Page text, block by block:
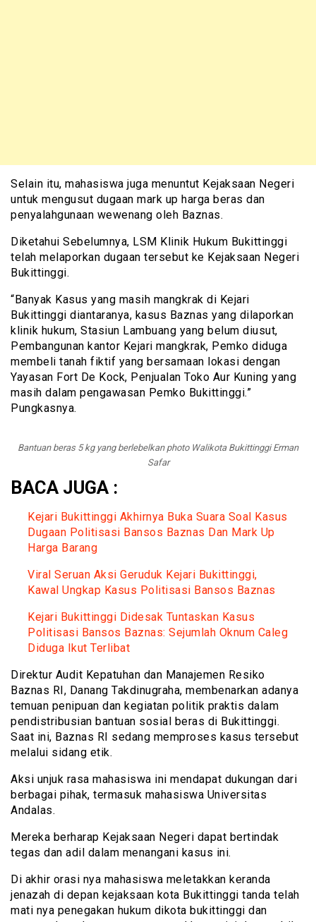
Selain itu, mahasiswa juga menuntut Kejaksaan Negeri
untuk mengusut dugaan mark up harga beras dan
penyalahgunaan wewenang oleh Baznas.
Diketahui Sebelumnya, LSM Klinik Hukum Bukittinggi
telah melaporkan dugaan tersebut ke Kejaksaan Negeri
Bukittinggi.
“Banyak Kasus yang masih mangkrak di Kejari
Bukittinggi diantaranya, kasus Baznas yang dilaporkan
klinik hukum, Stasiun Lambuang yang belum diusut,
Pembangunan kantor Kejari mangkrak, Pemko diduga
membeli tanah fiktif yang bersamaan lokasi dengan
Yayasan Fort De Kock, Penjualan Toko Aur Kuning yang
masih dalam pengawasan Pemko Bukittinggi.”
Pungkasnya.
Bantuan beras 5 kg yang berlebelkan photo Walikota Bukittinggi Erman
Safar
BACA JUGA :
Kejari Bukittinggi Akhirnya Buka Suara Soal Kasus
Dugaan Politisasi Bansos Baznas Dan Mark Up
Harga Barang
Viral Seruan Aksi Geruduk Kejari Bukittinggi,
Kawal Ungkap Kasus Politisasi Bansos Baznas
Kejari Bukittinggi Didesak Tuntaskan Kasus
Politisasi Bansos Baznas: Sejumlah Oknum Caleg
Diduga Ikut Terlibat
Direktur Audit Kepatuhan dan Manajemen Resiko
Baznas RI, Danang Takdinugraha, membenarkan adanya
temuan penipuan dan kegiatan politik praktis dalam
pendistribusian bantuan sosial beras di Bukittinggi.
Saat ini, Baznas RI sedang memproses kasus tersebut
melalui sidang etik.
Aksi unjuk rasa mahasiswa ini mendapat dukungan dari
berbagai pihak, termasuk mahasiswa Universitas
Andalas.
Mereka berharap Kejaksaan Negeri dapat bertindak
tegas dan adil dalam menangani kasus ini.
Di akhir orasi nya mahasiswa meletakkan keranda
jenazah di depan kejaksaan kota Bukittinggi tanda telah
mati nya penegakan hukum dikota bukittinggi dan